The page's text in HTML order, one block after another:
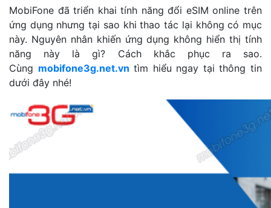
MobiFone đã triển khai tính năng đổi eSIM online trên
ứng dụng nhưng tại sao khi thao tác lại không có mục
này. Nguyên nhân khiến ứng dụng không hiển thị tính
năng này là gì? Cách khắc phục ra sao.
Cùng mobifone3g.net.vn tìm hiểu ngay tại thông tin
dưới đây nhé!